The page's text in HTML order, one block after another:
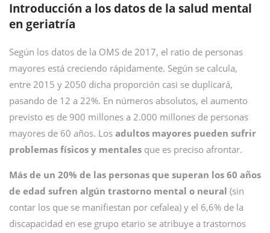
Introducción a los datos de la salud mental
en geriatría
Según los datos de la OMS de 2017, el ratio de personas
mayores está creciendo rápidamente. Según se calcula,
entre 2015 y 2050 dicha proporción casi se duplicará,
pasando de 12 a 22%. En números absolutos, el aumento
previsto es de 900 millones a 2.000 millones de personas
mayores de 60 años. Los adultos mayores pueden sufrir
problemas físicos y mentales que es preciso afrontar.
Más de un 20% de las personas que superan los 60 años
de edad sufren algún trastorno mental o neural (sin
contar los que se manifiestan por cefalea) y el 6,6% de la
discapacidad en ese grupo etario se atribuye a trastornos